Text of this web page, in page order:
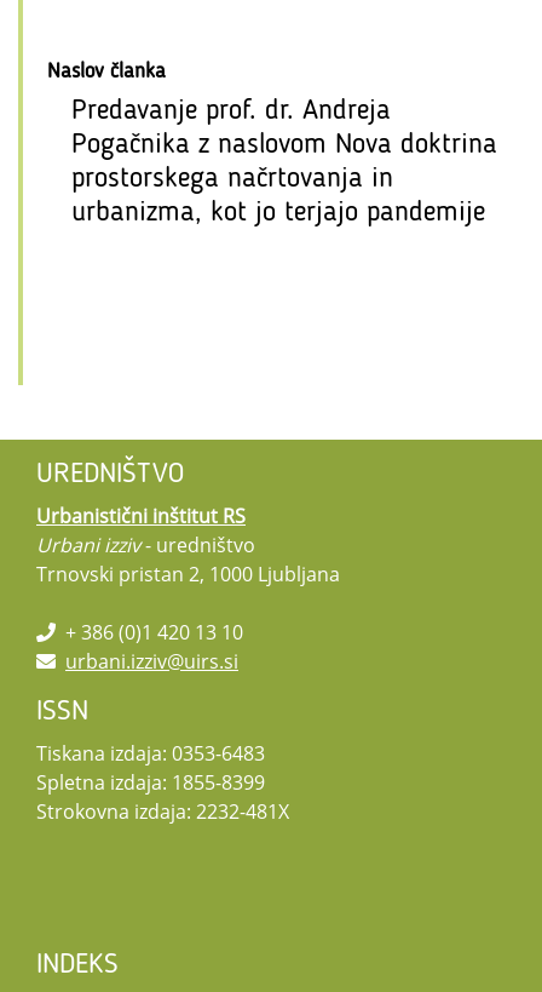
Naslov članka
Predavanje prof. dr. Andreja
Pogačnika z naslovom Nova doktrina
prostorskega načrtovanja in
urbanizma, kot jo terjajo pandemije
UREDNIŠTVO
Urbanistični inštitut RS
Urbani izziv- uredništvo
Trnovski pristan 2, 1000 Ljubljana
+ 386 (0)1 420 13 10
urbani.izziv@uirs.si
ISSN
Tiskana izdaja: 0353-6483
Spletna izdaja: 1855-8399
Strokovna izdaja: 2232-481X
INDEKS